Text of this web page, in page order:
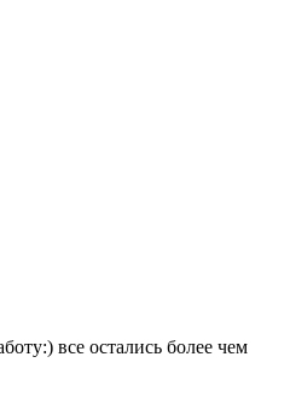
все остались более чем